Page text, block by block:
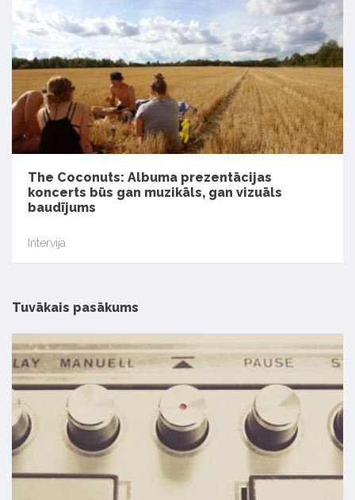
The Coconuts: Albuma prezentācijas
koncerts būs gan muzikāls, gan vizuāls
baudījums
Intervija
Tuvākais pasākums